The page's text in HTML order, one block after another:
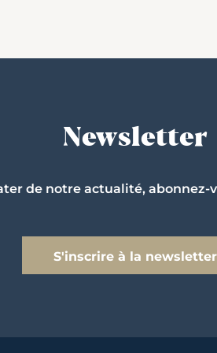
Newsletter
de notre actualité, abonnez-
S'inscrire à la newsletter